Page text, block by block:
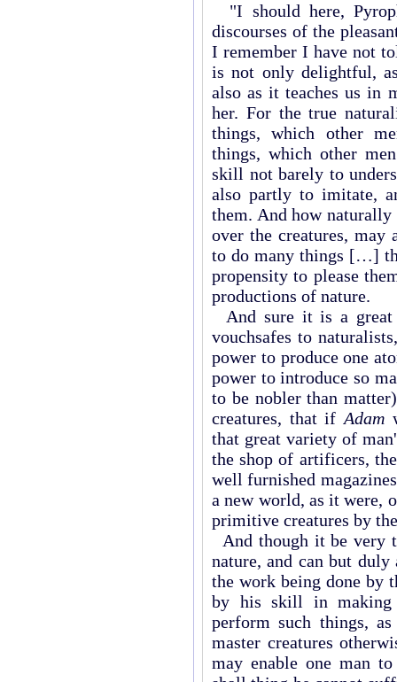
"I should here,
discourses of the
I remember I have not
is not only delightful,
also as it teaches us in
her. For the true
things, which other
things, which other
skill not barely to
also partly to imitate,
them. And how
over the creatures, may
to do many things […]
propensity to please
productions of nature.
And sure it is a great
vouchsafes to
power to produce one
power to introduce so
to be nobler than
creatures, that if Adam
that great variety of
the shop of artificers,
well furnished
a new world, as it were,
primitive creatures by
And though it be very
nature, and can but
the work being done by
by his skill in making
perform such things,
master creatures
may enable one man